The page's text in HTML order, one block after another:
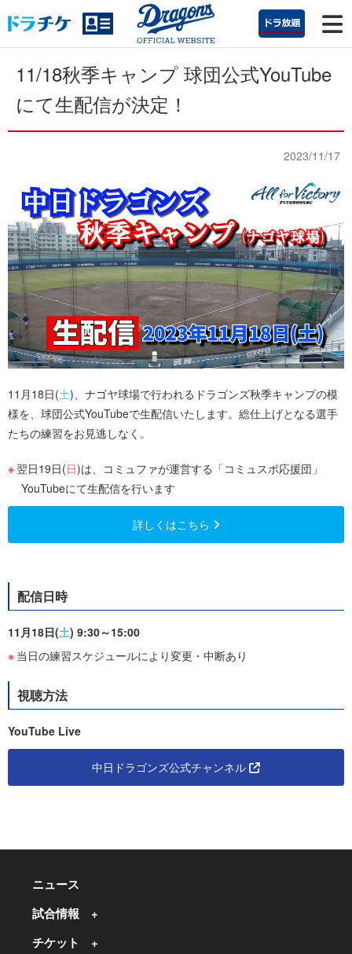
11/18秋季キャンプ 球団公式YouTube
にて生配信が決定！
2023/11/17
11月18日(土)、ナゴヤ球場で行われるドラゴンズ秋季キャンプの模
様を、球団公式YouTubeで生配信いたします。総仕上げとなる選手
たちの練習をお見逃しなく。
翌日19日(日)は、コミュファが運営する「コミュスポ応援団」
YouTubeにて生配信を行います
詳しくはこちら
配信日時
11月18日(土) 9:30～15:00
当日の練習スケジュールにより変更・中断あり
視聴方法
YouTube Live
中日ドラゴンズ公式チャンネル
ニュース
試合情報
チケット